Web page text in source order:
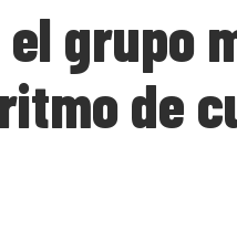
grupo
de